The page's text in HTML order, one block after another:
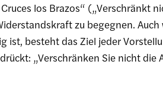
los Brazos“ („Verschränkt
zu begegnen.
ist, besteht das Ziel jeder
„Verschränken Sie nicht